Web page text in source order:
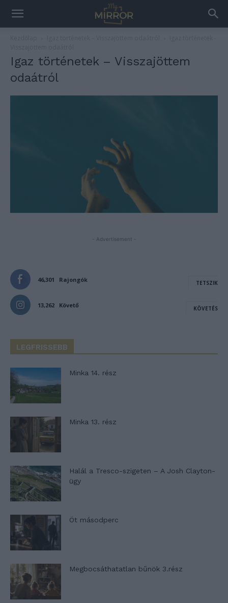
Igaz történetek – Visszajöttem
odaátról
- Advertisement -
46,301 Rajongók TETSZIK
13,262 Követő KÖVETÉS
LEGFRISSEBB
Minka 14. rész
Minka 13. rész
Halál a Tresco-szigeten – A Josh Clayton-
ügy
Öt másodperc
Megbocsáthatatlan bűnök 3.rész